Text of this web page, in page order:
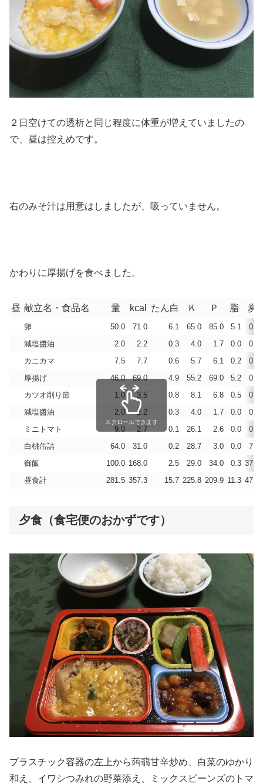
２日空けての透析と同じ程度に体重が増えていましたの
で、昼は控えめです。
右のみそ汁は用意はしましたが、吸っていません。
かわりに厚揚げを食べました。
昼 献立名・食品名 量 kcal たん白 Ｋ Ｐ 脂 炭
卵 50.0 71.0 6.1 65.0 85.0 5.1
0.2
減塩醬油
2.0 2.2 0.3 4.0 1.7 0.0
0.3
カニカマ
7.5 7.7 0.6 5.7 6.1 0.2
0.9
厚揚げ
46.0 69.0 4.9 55.2 69.0 5.2
0.4
カツオ削り節
1.0 3.5 0.8 8.1 6.8 0.5
0.0
減塩醬油
2.0 2.2 0.3 4.0 1.7 0.0
0.3
ミニトマト
9.0 2.7 0.1 26.1 2.6 0.0
0.6
白桃缶詰
64.0 31.0 0.2 28.7 3.0 0.0
7.7
御飯
100.0 168.0 2.5 29.0 34.0 0.3 37.1
昼食計
281.5 357.3 15.7 225.8 209.9 11.3 47.6
スクロールできます
夕食（食宅便のおかずです）
プラスチック容器の左上から蒟蒻甘辛炒め、白菜のゆかり
和え、イワシつみれの野菜添え、ミックスビーンズのトマ